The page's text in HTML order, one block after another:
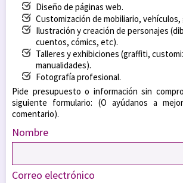
Diseño de páginas web.
Customización de mobiliario,
Ilustración y creación de personajes
cuentos, cómics, etc).
Talleres y exhibiciones (graffiti,
manualidades).
Fotografía profesional.
Pide presupuesto o información sin
siguiente formulario: (O ayúdanos a
comentario).
Nombre
Correo electrónico